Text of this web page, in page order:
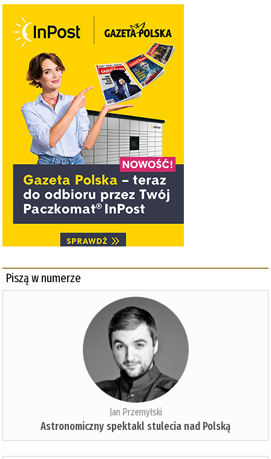
Piszą w numerze
Jan Przemyłski
Astronomiczny spektakl stulecia nad Polską